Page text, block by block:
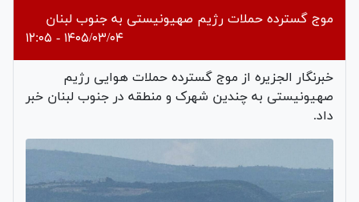
موج گسترده حملات رژیم صهیونیستی به جنوب لبنان
۱۴۰۵/۰۳/۰۴ - ۱۲:۰۵
خبرنگار الجزیره از موج گسترده حملات هوایی رژیم
صهیونیستی به چندین شهرک و منطقه در جنوب لبنان خبر
داد.